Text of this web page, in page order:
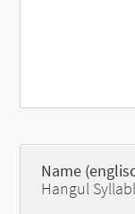
Name
Hangul